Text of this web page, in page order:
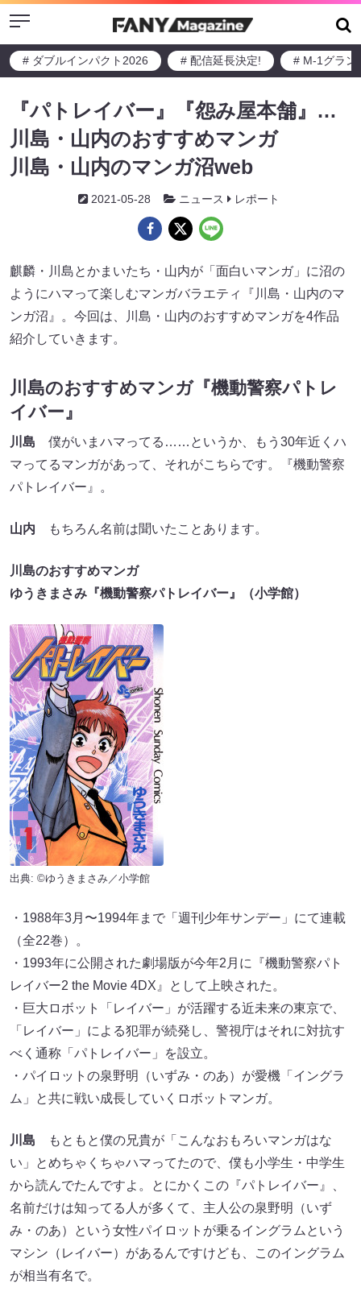
Menu
# ダブルインパクト2026 # 配信延長決定! # M-1グラン
『パトレイバー』『怨み屋本舗』…
川島・山内のおすすめマンガ
川島・山内のマンガ沼web
2021-05-28 ニュース レポート
麒麟・川島とかまいたち・山内が「面白いマンガ」に沼の
ようにハマって楽しむマンガバラエティ『川島・山内のマ
ンガ沼』。今回は、川島・山内のおすすめマンガを4作品
紹介していきます。
川島のおすすめマンガ『機動警察パトレ
イバー』
川島 僕がいまハマってる……というか、もう30年近くハ
マってるマンガがあって、それがこちらです。『機動警察
パトレイバー』。
山内 もちろん名前は聞いたことあります。
川島のおすすめマンガ
ゆうきまさみ『機動警察パトレイバー』（小学館）
出典: ©ゆうきまさみ／小学館
・1988年3月〜1994年まで「週刊少年サンデー」にて連載
（全22巻）。
・1993年に公開された劇場版が今年2月に『機動警察パト
レイバー2 the Movie 4DX』として上映された。
・巨大ロボット「レイバー」が活躍する近未来の東京で、
「レイバー」による犯罪が続発し、警視庁はそれに対抗す
べく通称「パトレイバー」を設立。
・パイロットの泉野明（いずみ・のあ）が愛機「イングラ
ム」と共に戦い成長していくロボットマンガ。
川島 もともと僕の兄貴が「こんなおもろいマンガはな
い」とめちゃくちゃハマってたので、僕も小学生・中学生
から読んでたんですよ。とにかくこの『パトレイバー』、
名前だけは知ってる人が多くて、主人公の泉野明（いず
み・のあ）という女性パイロットが乗るイングラムという
マシン（レイバー）があるんですけども、このイングラム
が相当有名で。